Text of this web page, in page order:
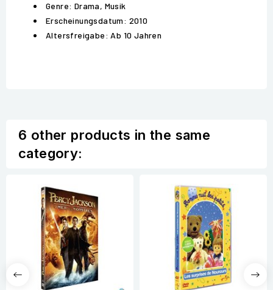
Genre: Drama, Musik
Erscheinungsdatum: 2010
Altersfreigabe: Ab 10 Jahren
6 other products in the same
category: